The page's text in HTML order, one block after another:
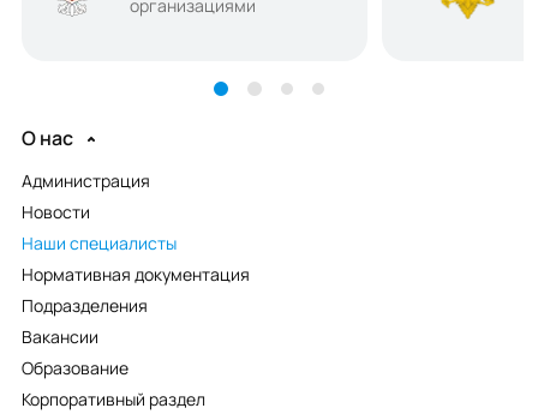
организациями
О нас
Администрация
Новости
Наши специалисты
Нормативная документация
Подразделения
Вакансии
Образование
Корпоративный раздел